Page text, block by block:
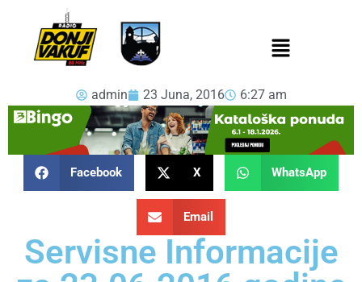
admin 23 Juna, 2016 6:27 am
Facebook X WhatsApp
Email
Servisne Informacije